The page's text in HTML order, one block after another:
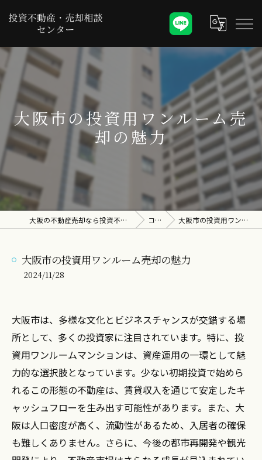
大阪市の投資用ワンルーム売
却の魅力
大阪の不動産売却なら投資不動産・売却相談センター コラム 大阪市の投資用ワンルーム売却の魅力
大阪市の投資用ワンルーム売却の魅力
2024/11/28
大阪市は、多様な文化とビジネスチャンスが交錯する場
所として、多くの投資家に注目されています。特に、投
資用ワンルームマンションは、資産運用の一環として魅
力的な選択肢となっています。少ない初期投資で始めら
れるこの形態の不動産は、賃貸収入を通じて安定したキ
ャッシュフローを生み出す可能性があります。また、大
阪は人口密度が高く、流動性があるため、入居者の確保
も難しくありません。さらに、今後の都市再開発や観光